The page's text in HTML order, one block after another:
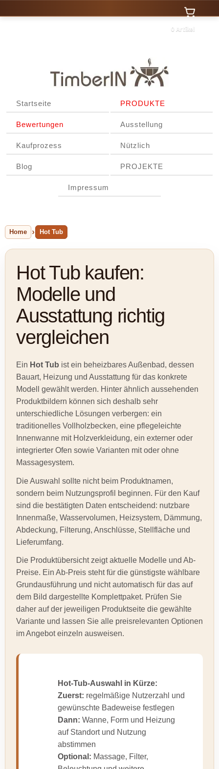
0 Artikel
Startseite PRODUKTE
Bewertungen Ausstellung
Kaufprozess Nützlich
Blog PROJEKTE
Impressum
Home Hot Tub
Hot Tub kaufen:
Modelle und
Ausstattung richtig
vergleichen
Ein Hot Tub ist ein beheizbares Außenbad, dessen
Bauart, Heizung und Ausstattung für das konkrete
Modell gewählt werden. Hinter ähnlich aussehenden
Produktbildern können sich deshalb sehr
unterschiedliche Lösungen verbergen: ein
traditionelles Vollholzbecken, eine pflegeleichte
Innenwanne mit Holzverkleidung, ein externer oder
integrierter Ofen sowie Varianten mit oder ohne
Massagesystem.
Die Auswahl sollte nicht beim Produktnamen,
sondern beim Nutzungsprofil beginnen. Für den Kauf
sind die bestätigten Daten entscheidend: nutzbare
Innenmaße, Wasservolumen, Heizsystem, Dämmung,
Abdeckung, Filterung, Anschlüsse, Stellfläche und
Lieferumfang.
Die Produktübersicht zeigt aktuelle Modelle und Ab-
Preise. Ein Ab-Preis steht für die günstigste wählbare
Grundausführung und nicht automatisch für das auf
dem Bild dargestellte Komplettpaket. Prüfen Sie
daher auf der jeweiligen Produktseite die gewählte
Variante und lassen Sie alle preisrelevanten Optionen
im Angebot einzeln ausweisen.
Hot-Tub-Auswahl in Kürze:
Zuerst: regelmäßige Nutzerzahl und
gewünschte Badeweise festlegen
Dann: Wanne, Form und Heizung
auf Standort und Nutzung
abstimmen
Optional: Massage, Filter,